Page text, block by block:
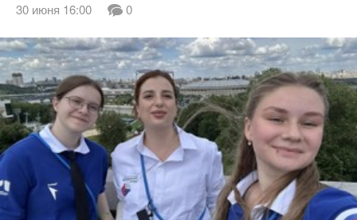
30 июня 16:00 0